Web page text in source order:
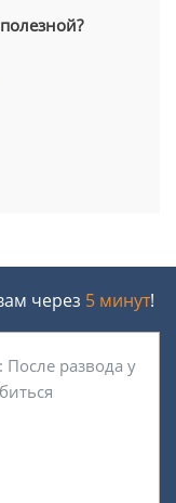
через 5 минут!